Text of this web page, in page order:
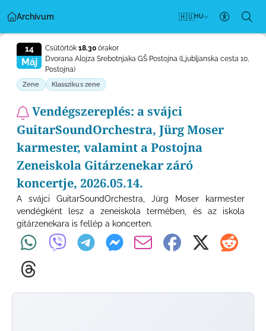
Archívum 🇭🇺HU
14
Máj
Csütörtök18.30 órakor
Dvorana Alojza Srebotnjaka GŠ Postojna(Ljubljanska cesta 10,
Postojna)
Zene Klasszikus zene
Vendégszereplés: a svájci
GuitarSoundOrchestra, Jürg Moser
karmester, valamint a Postojna
Zeneiskola Gitárzenekar záró
koncertje, 2026.05.14.
A svájci GuitarSoundOrchestra, Jürg Moser karmester
vendégként lesz a zeneiskola termében, és az iskola
gitárzenekara is fellép a koncerten.